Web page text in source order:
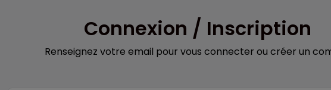
Connexion / Inscription
Renseignez votre email pour vous connecter ou créer un